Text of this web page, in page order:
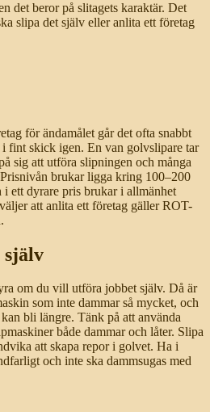
det beror på slitagets karaktär. Det
slipa det själv eller anlita ett företag
för ändamålet går det ofta snabbt
fint skick igen. En van golvslipare tar
sig att utföra slipningen och många
brukar ligga kring 100–200
ett dyrare pris brukar i allmänhet
att anlita ett företag gäller ROT-
själv
om du vill utföra jobbet själv. Då är
som inte dammar så mycket, och
bli längre. Tänk på att använda
både dammar och låter. Slipa
att skapa repor i golvet. Ha i
och inte ska dammsugas med